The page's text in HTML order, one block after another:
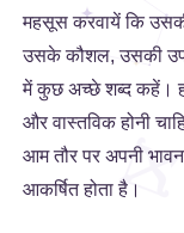
महसूस करवायें कि
उसके कौशल, उसकी
में कुछ अच्छे शब्द कहें।
और वास्तविक होनी
आम तौर पर अपनी
आकर्षित होता है।